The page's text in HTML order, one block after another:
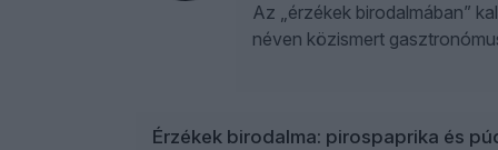
Az „érzékek birodalmában”
néven közismert
Érzékek birodalma: pirospaprika és